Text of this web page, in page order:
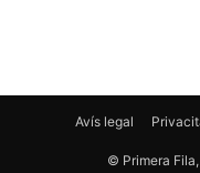
Avís legal
© Primera